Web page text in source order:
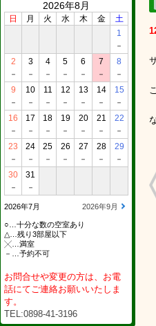
2026年8月
日 月 火 水 木 金
土
1
－
2
－
3
－
4
－
5
－
6
－
7
－
8
－
9
－
10
－
11
－
12
－
13
－
14
－
15
－
16
－
17
－
18
－
19
－
20
－
21
－
22
－
23
－
24
－
25
－
26
－
27
－
28
－
29
－
30
－
31
－
2026年7月 2026年9月
○…十分な数の空室あり
△…残り3部屋以下
╳…満室
－…予約不可
お問合せや変更の方は、お電
話にてご連絡お願いいたしま
す。
TEL:0898-41-3196